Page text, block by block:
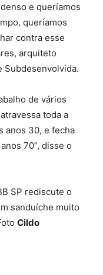
e queríamos
queríamos
contra esse
arquiteto
Subdesenvolvida.
de vários
toda a
anos 30, e fecha
70”, disse o
SP rediscute o
sanduíche muito
Cildo